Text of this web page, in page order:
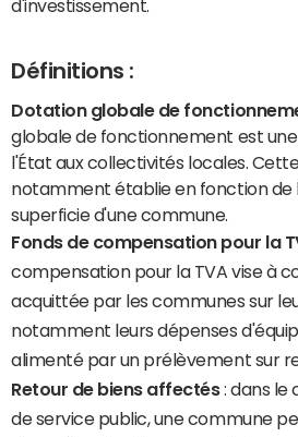
d'investissement.
Définitions :
Dotation globale de
globale de fonctionnement est
l'État aux collectivités locales.
notamment établie en fonction de
superficie d'une commune.
Fonds de compensation pour la
compensation pour la TVA vise à
acquittée par les communes sur
notamment leurs dépenses
alimenté par un prélèvement sur
Retour de biens affectés: dans le
de service public, une commune